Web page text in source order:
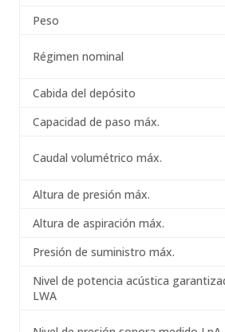
Peso
Régimen nominal
Cabida del depósito
Capacidad de paso máx.
Caudal volumétrico máx.
Altura de presión máx.
Altura de aspiración máx.
Presión de suministro máx.
Nivel de potencia acústica
LWA